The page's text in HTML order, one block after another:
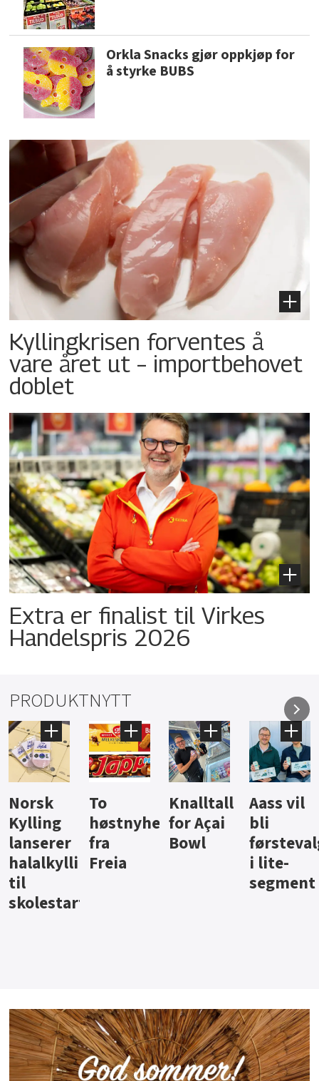
Orkla Snacks gjør oppkjøp for
å styrke BUBS
Kyllingkrisen forventes å
vare året ut – importbehovet
doblet
Extra er finalist til Virkes
Handelspris 2026
PRODUKTNYTT
Knalltall
for Açai
Bowl
Aass vil
bli
førstevalg
i lite-
Brus og
jus fra
Berentsen
Hard
iste fra
Hansa